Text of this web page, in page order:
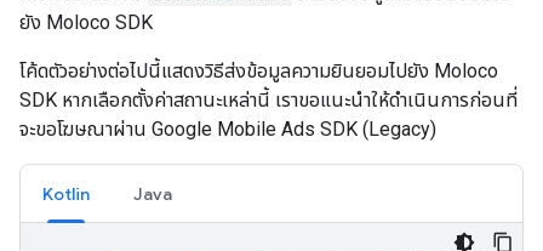
ยัง Moloco SDK
โค้ดตัวอย่างต่อไปนี้แสดงวิธีส่งข้อมูลความยินยอมไปยัง Moloco
SDK หากเลือกตั้งค่าสถานะเหล่านี้ เราขอแนะนำให้ดำเนินการก่อนที่
จะขอโฆษณาผ่าน Google Mobile Ads SDK (Legacy)
Kotlin Java